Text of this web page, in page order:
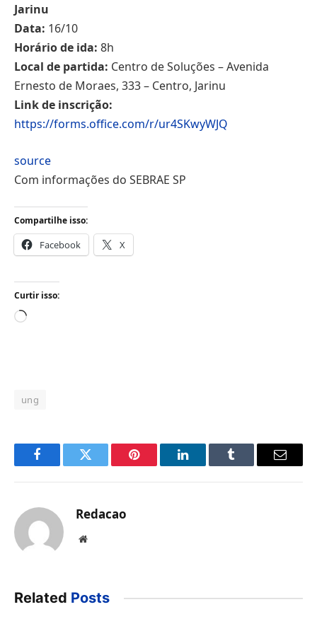
Jarinu
Data: 16/10
Horário de ida: 8h
Local de partida: Centro de Soluções – Avenida
Ernesto de Moraes, 333 – Centro, Jarinu
Link de inscrição:
https://forms.office.com/r/ur4SKwyWJQ
source
Com informações do SEBRAE SP
Compartilhe isso:
Facebook X
Curtir isso:
Carregando...
ung
FacebookTwitter Pinterest LinkedInTumblr Email
Redacao
Website
Related Posts